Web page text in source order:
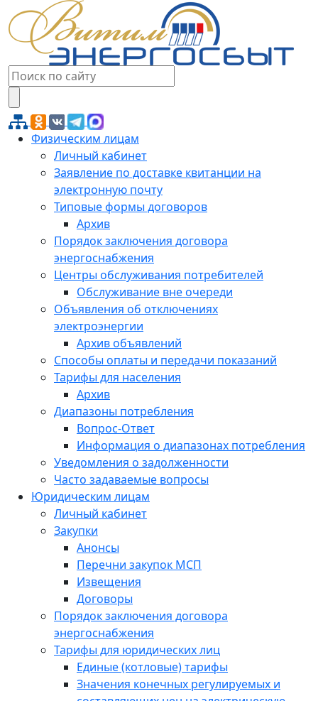
Физическим лицам
Личный кабинет
Заявление по доставке квитанции на
электронную почту
Типовые формы договоров
Архив
Порядок заключения договора
энергоснабжения
Центры обслуживания потребителей
Обслуживание вне очереди
Объявления об отключениях
электроэнергии
Архив объявлений
Способы оплаты и передачи показаний
Тарифы для населения
Архив
Диапазоны потребления
Вопрос-Ответ
Информация о диапазонах потребления
Уведомления о задолженности
Часто задаваемые вопросы
Юридическим лицам
Личный кабинет
Закупки
Анонсы
Перечни закупок МСП
Извещения
Договоры
Порядок заключения договора
энергоснабжения
Тарифы для юридических лиц
Единые (котловые) тарифы
Значения конечных регулируемых и